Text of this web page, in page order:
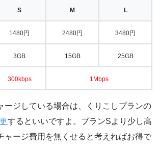
S M L
1480円 2480円 3480円
3GB 15GB 25GB
300kbps 1Mbps
ージしている場合は、くりこしプランの
するといいですよ。プランSより少し高
ャージ費用を無くせると考えればお得で